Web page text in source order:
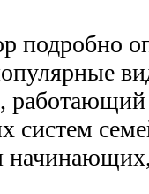
подробно
работающий
систем